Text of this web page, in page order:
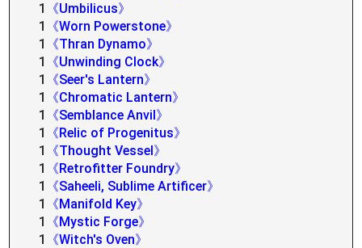
1
《Umbilicus》
1
《Worn Powerstone》
1
《Thran Dynamo》
1
《Unwinding Clock》
1
《Seer's Lantern》
1
《Chromatic Lantern》
1
《Semblance Anvil》
1
《Relic of Progenitus》
1
《Thought Vessel》
1
《Retrofitter Foundry》
1
《Saheeli, Sublime Artificer》
1
《Manifold Key》
1
《Mystic Forge》
1
《Witch's Oven》